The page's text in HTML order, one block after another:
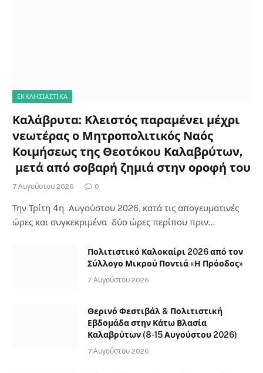
ΕΚΚΛΗΣΙΑΣΤΙΚΑ
Καλάβρυτα: Κλειστός παραμένει μέχρι
νεωτέρας ο Μητροπολιτικός Ναός
Κοιμήσεως της Θεοτόκου Καλαβρύτων,
μετά από σοβαρή ζημιά στην οροφή του
7 Αυγούστου 2026 0
Την Τρίτη 4η Αυγούστου 2026, κατά τις απογευματινές
ώρες και συγκεκριμένα δύο ώρες περίπου πριν…
Πολιτιστικό Καλοκαίρι 2026 από τον
Σύλλογο Μικρού Ποντιά «Η Πρόοδος»
7 Αυγούστου 2026
Θερινό Φεστιβάλ & Πολιτιστική
Εβδομάδα στην Κάτω Βλασία
Καλαβρύτων (8-15 Αυγούστου 2026)
7 Αυγούστου 2026